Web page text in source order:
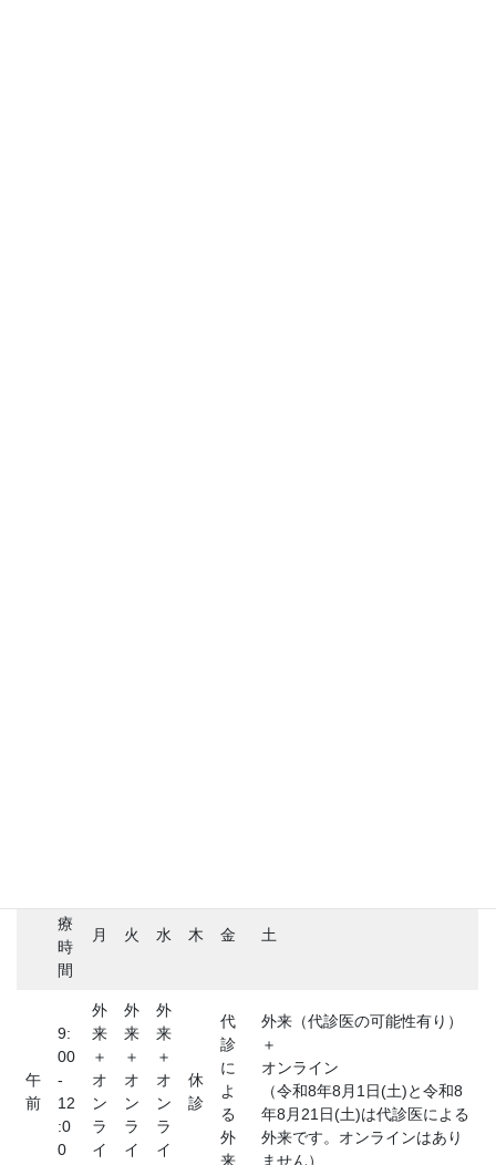
療
時
間
月 火 水 木 金 土
午
前
9:
00
-
12
:0
0
外
来
＋
オ
ン
ラ
イ
外
来
＋
オ
ン
ラ
イ
外
来
＋
オ
ン
ラ
イ
休
診
代
診
に
よ
る
外
来
外来（代診医の可能性有り）
＋
オンライン
（令和8年8月1日(土)と令和8
年8月21日(土)は代診医による
外来です。オンラインはあり
ません）